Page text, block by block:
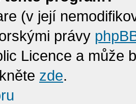
(v její
právy
Licence a může
zde.